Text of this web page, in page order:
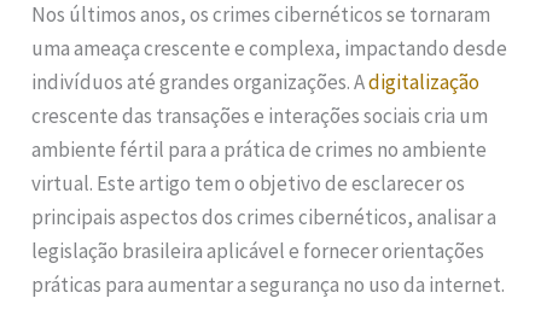
Nos últimos anos, os crimes cibernéticos se tornaram
uma ameaça crescente e complexa, impactando desde
indivíduos até grandes organizações. Adigitalização
crescente das transações e interações sociais cria um
ambiente fértil para a prática de crimes no ambiente
virtual. Este artigo tem o objetivo de esclarecer os
principais aspectos dos crimes cibernéticos, analisar a
legislação brasileira aplicável e fornecer orientações
práticas para aumentar a segurança no uso da internet.